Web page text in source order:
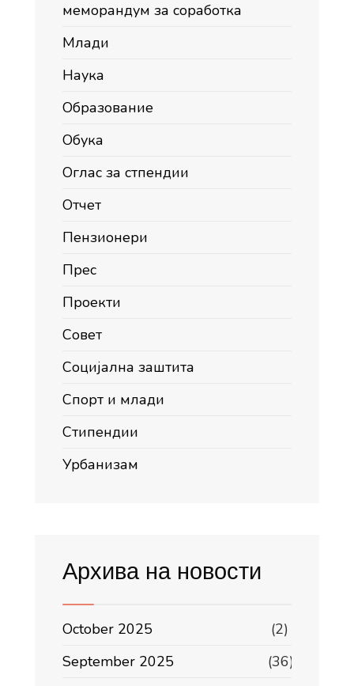
меморандум за соработка
Млади
Наука
Образование
Обука
Оглас за стпендии
Отчет
Пензионери
Прес
Проекти
Совет
Социјална заштита
Спорт и млади
Стипендии
Урбанизам
Архива на новости
October 2025
(2)
September 2025
(36)